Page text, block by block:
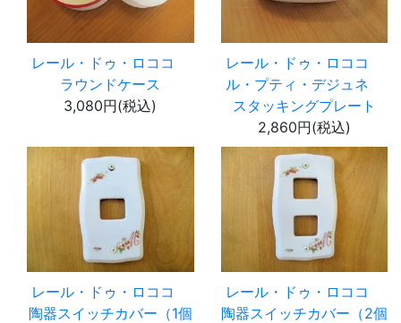
レール・ドゥ・ロココ
ラウンドケース
3,080円(税込)
レール・ドゥ・ロココ
ル・プティ・デジュネ
スタッキングプレート
2,860円(税込)
レール・ドゥ・ロココ
陶器スイッチカバー（1個
レール・ドゥ・ロココ
陶器スイッチカバー（2個